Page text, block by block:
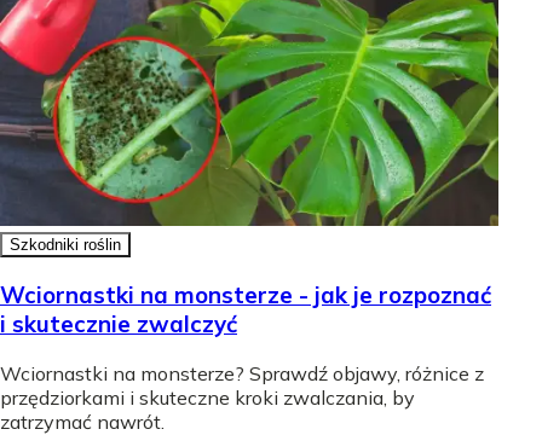
Szkodniki roślin
Wciornastki na monsterze - jak je rozpoznać
i skutecznie zwalczyć
Wciornastki na monsterze? Sprawdź objawy, różnice z
przędziorkami i skuteczne kroki zwalczania, by
zatrzymać nawrót.